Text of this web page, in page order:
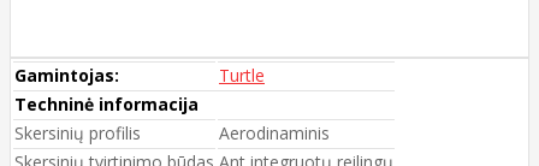
Gamintojas:
Turtle
Techninė informacija
Skersinių profilis
Aerodinaminis